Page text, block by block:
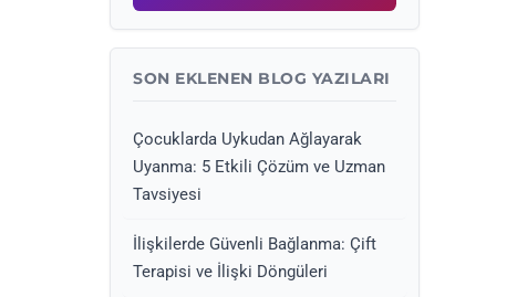
SON EKLENEN BLOG YAZILARI
Çocuklarda Uykudan Ağlayarak
Uyanma: 5 Etkili Çözüm ve Uzman
Tavsiyesi
İlişkilerde Güvenli Bağlanma: Çift
Terapisi ve İlişki Döngüleri